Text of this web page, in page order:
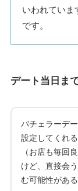
いわれていま
です。
デート当日ま
バチェラーデ
設定してくれ
（お店も毎回
けど、直接会
む可能性があ